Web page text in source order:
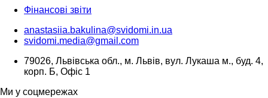
Фінансові звіти
anastasiia.bakulina@svidomi.in.ua
svidomi.media@gmail.com
79026, Львівська обл., м. Львів, вул. Лукаша м., буд. 4,
корп. Б, Офіс 1
Ми у соцмережах